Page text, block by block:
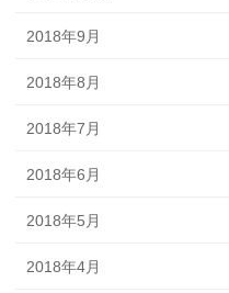
2018年9月
2018年8月
2018年7月
2018年6月
2018年5月
2018年4月